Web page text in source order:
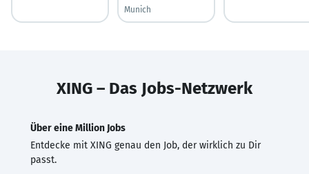
Munich
XING – Das Jobs-Netzwerk
Über eine Million Jobs
Entdecke mit XING genau den Job, der wirklich zu Dir
passt.